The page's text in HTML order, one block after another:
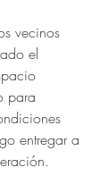
vecinos
el
para
entregar a